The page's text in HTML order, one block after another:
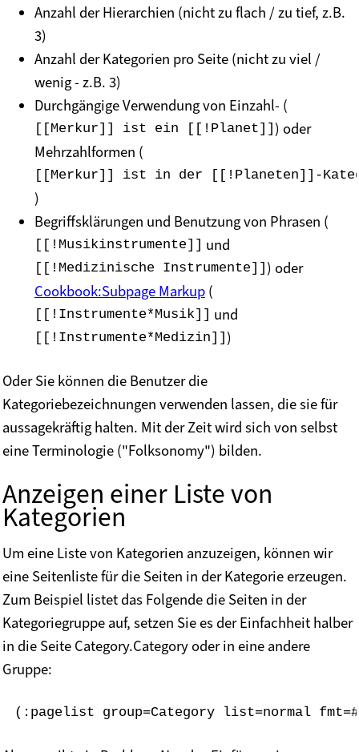
Anzahl der Hierarchien (nicht zu flach / zu tief, z.B.
3)
Anzahl der Kategorien pro Seite (nicht zu viel /
wenig - z.B. 3)
Durchgängige Verwendung von Einzahl- (
[[Merkur]] ist ein [[!Planet]]) oder
Mehrzahlformen (
[[Merkur]] ist in der [[!Planeten]]-
)
Begriffsklärungen und Benutzung von Phrasen (
[[!Musikinstrumente]] und
[[!Medizinische Instrumente]]) oder
Cookbook:Subpage Markup (
[[!Instrumente*Musik]] und
[[!Instrumente*Medizin]])
Oder Sie können die Benutzer die
Kategoriebezeichnungen verwenden lassen, die sie für
aussagekräftig halten. Mit der Zeit wird sich von selbst
eine Terminologie ("Folksonomy") bilden.
Anzeigen einer Liste von
Kategorien
Um eine Liste von Kategorien anzuzeigen, können wir
eine Seitenliste für die Seiten in der Kategorie erzeugen.
Zum Beispiel listet das Folgende die Seiten in der
Kategoriegruppe auf, setzen Sie es der Einfachheit halber
in die Seite Category.Category oder in eine andere
Gruppe:
(:pagelist group=Category list=normal